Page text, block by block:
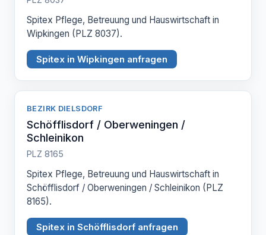
Spitex Pflege, Betreuung und Hauswirtschaft in
Wipkingen (PLZ 8037).
Spitex in Wipkingen anfragen
BEZIRK DIELSDORF
Schöfflisdorf / Oberweningen /
Schleinikon
PLZ 8165
Spitex Pflege, Betreuung und Hauswirtschaft in
Schöfflisdorf / Oberweningen / Schleinikon (PLZ
8165).
Spitex in Schöfflisdorf anfragen